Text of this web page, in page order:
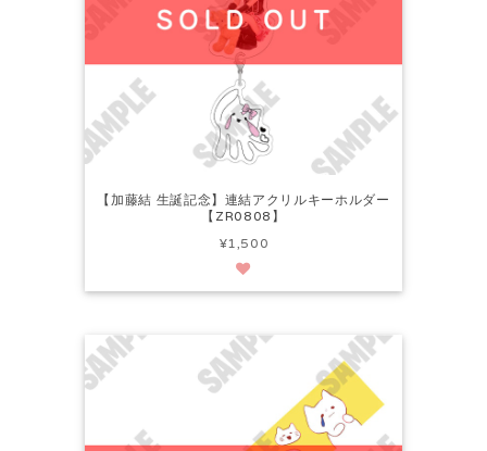
【加藤結 生誕記念】連結アクリルキーホルダー
【ZR0808】
¥1,500